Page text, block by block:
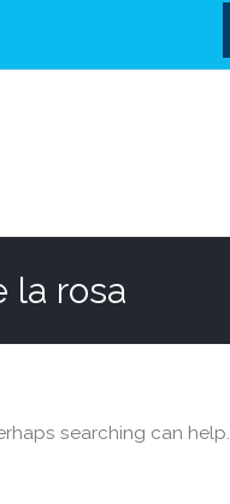
la rosa
searching can help.